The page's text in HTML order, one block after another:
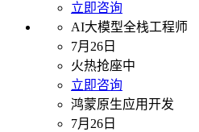
立即咨询
AI大模型全栈工程师
7月26日
火热抢座中
立即咨询
鸿蒙原生应用开发
7月26日